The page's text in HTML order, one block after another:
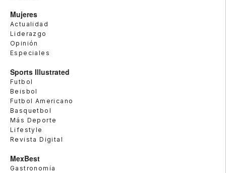
Mujeres
Actualidad
Liderazgo
Opinión
Especiales
Sports Illustrated
Futbol
Beisbol
Futbol Americano
Basquetbol
Más Deporte
Lifestyle
Revista Digital
MexBest
Gastronomía